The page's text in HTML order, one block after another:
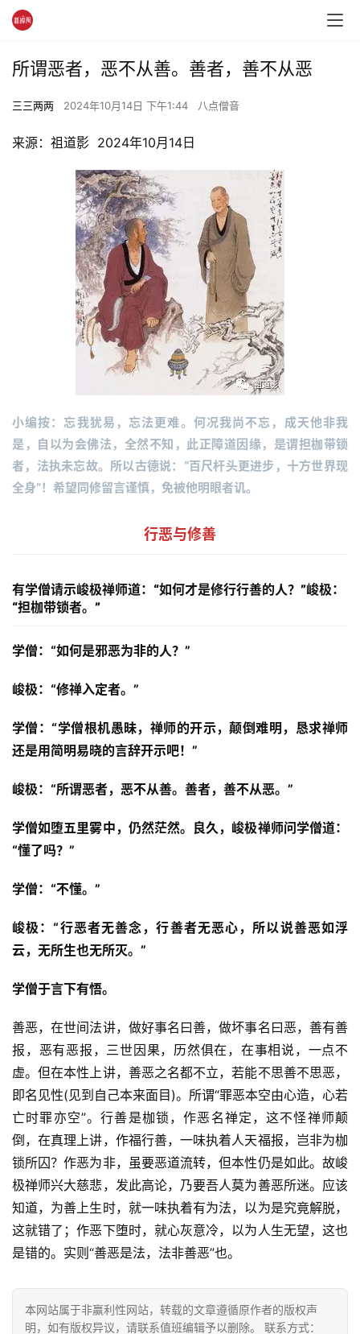
资
讯
八
点
僧
音
高
僧
访
心
所谓恶者，恶不从善。善者，善不从恶
三三两两 2024年10月14日 下午1:44 八点僧音
来源：祖道影  2024年10月14日
小编按：忘我犹易，忘法更难。何况我尚不忘，成天他非我
是，自以为会佛法，全然不知，此正障道因缘，是谓担枷带锁
者，法执未忘故。所以古德说：“百尺杆头更进步，十方世界现
全身”！希望同修留言谨慎，免被他明眼者讥。
行恶与修善
有学僧请示峻极禅师道：“如何才是修行行善的人？”峻极：
“担枷带锁者。”
学僧：“如何是邪恶为非的人？”
峻极：“修禅入定者。”
学僧：“学僧根机愚昧，禅师的开示，颠倒难明，恳求禅师
还是用简明易晓的言辞开示吧！”
峻极：“所谓恶者，恶不从善。善者，善不从恶。”
学僧如堕五里雾中，仍然茫然。良久，峻极禅师问学僧道：
“懂了吗？”
学僧：“不懂。”
峻极：“行恶者无善念，行善者无恶心，所以说善恶如浮
云，无所生也无所灭。”
学僧于言下有悟。
善恶，在世间法讲，做好事名曰善，做坏事名曰恶，善有善
报，恶有恶报，三世因果，历然俱在，在事相说，一点不
虚。但在本性上讲，善恶之名都不立，若能不思善不思恶，
即名见性(见到自己本来面目)。所谓“罪恶本空由心造，心若
亡时罪亦空”。行善是枷锁，作恶名禅定，这不怪禅师颠
倒，在真理上讲，作福行善，一味执着人天福报，岂非为枷
锁所囚？作恶为非，虽要恶道流转，但本性仍是如此。故峻
极禅师兴大慈悲，发此高论，乃要吾人莫为善恶所迷。应该
知道，为善上生时，就一味执着有为法，以为是究竟解脱，
这就错了；作恶下堕时，就心灰意冷，以为人生无望，这也
是错的。实则“善恶是法，法非善恶”也。
本网站属于非赢利性网站，转载的文章遵循原作者的版权声
明，如有版权异议，请联系值班编辑予以删除。 联系方式：